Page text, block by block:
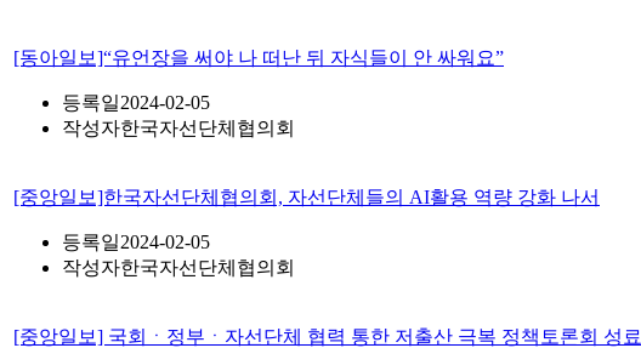
[동아일보]“유언장을 써야 나 떠난 뒤 자식들이 안 싸워요”
등록일2024-02-05
작성자한국자선단체협의회
[중앙일보]한국자선단체협의회, 자선단체들의 AI활용 역량 강화 나서
등록일2024-02-05
작성자한국자선단체협의회
[중앙일보] 국회ㆍ정부ㆍ자선단체 협력 통한 저출산 극복 정책토론회 성료